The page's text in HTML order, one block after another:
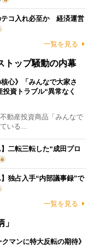
テコ入れ必至か 経済運営
一覧を見る
トップ騒動の内幕
心》「みんなで大家さ
資トラブル“異常なく
動産投資商品「みんなで
いる…
二転三転した“成田プロ
独占入手“内部議事録”で
一覧を見る
マンに特大反転の期待》